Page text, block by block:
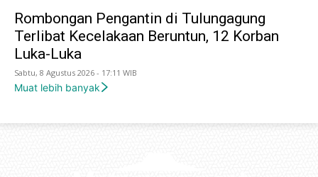
Rombongan Pengantin di Tulungagung
Terlibat Kecelakaan Beruntun, 12 Korban
Luka-Luka
Sabtu, 8 Agustus 2026 - 17:11 WIB
Muat lebih banyak